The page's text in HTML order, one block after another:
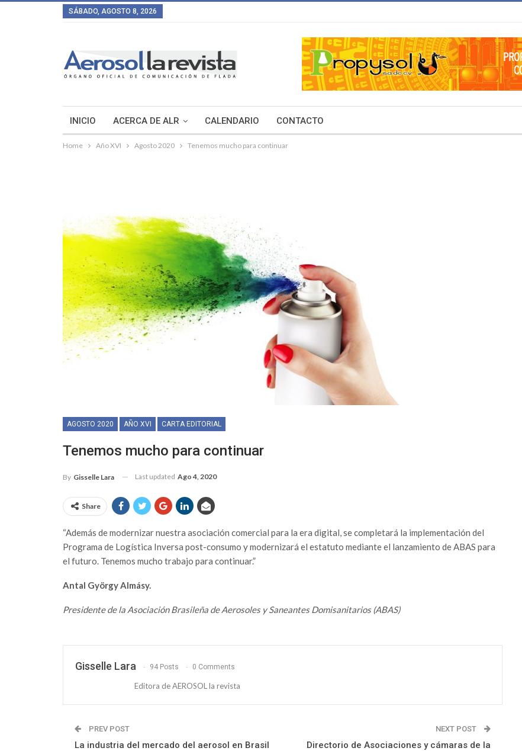
SÁBADO, AGOSTO 8, 2026
INICIO ACERCA DE ALR CALENDARIO CONTACTO
Home Año XVI Agosto 2020 Tenemos mucho para continuar
AGOSTO 2020 AÑO XVI CARTA EDITORIAL
Tenemos mucho para continuar
By Gisselle Lara Last updated Ago 4, 2020
Share
“Además de modernizar nuestra asociación comercial para la era digital, se completará la implementación del
Programa de Logística Inversa post-consumo y modernizará el estatuto mediante el lanzamiento de ABAS para
el futuro. Tenemos mucho trabajo para continuar.”
Antal György Almásy.
Presidente de la Asociación Brasileña de Aerosoles y Saneantes Domisanitarios (ABAS)
Gisselle Lara 94 Posts 0 Comments
Editora de AEROSOL la revista
PREV POST
La industria del mercado del aerosol en Brasil
NEXT POST
Directorio de Asociaciones y cámaras de la